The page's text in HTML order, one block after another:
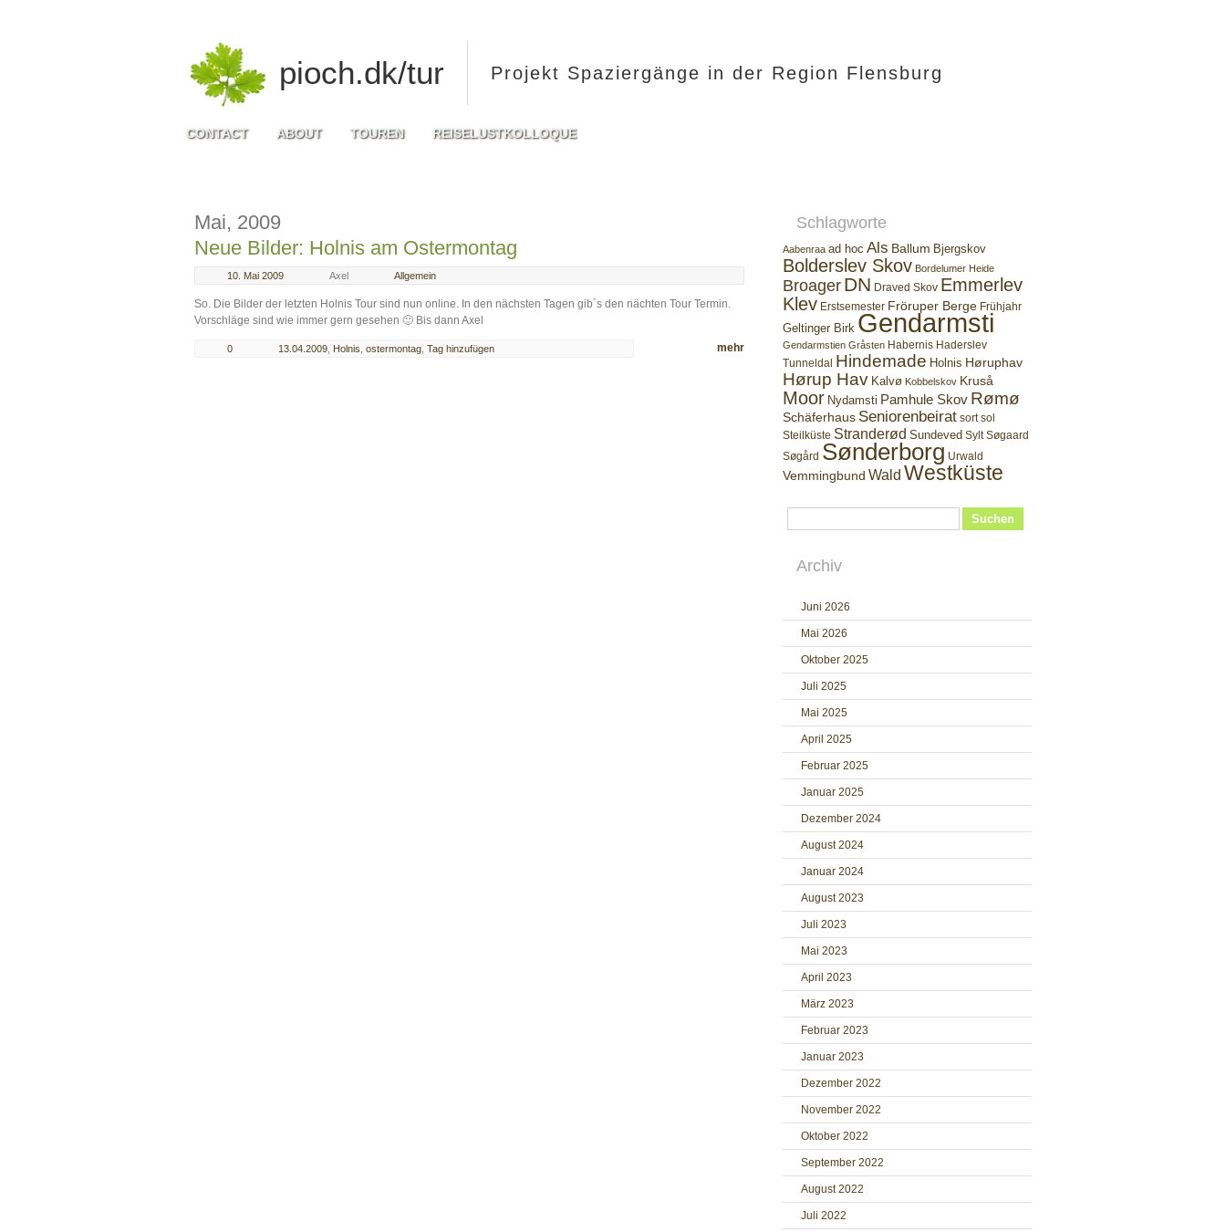
pioch.dk/tur Projekt Spaziergänge in der Region Flensburg
CONTACT ABOUT TOUREN REISELUSTKOLLOQUE
Mai, 2009
Neue Bilder: Holnis am Ostermontag
10. Mai 2009 Axel Allgemein
So. Die Bilder der letzten Holnis Tour sind nun online. In den nächsten Tagen gib´s den nächten Tour Termin.
Vorschläge sind wie immer gern gesehen 🙂 Bis dann Axel
mehr
0 13.04.2009 Holnis ostermontag Tag hinzufügen
Schlagworte
Aabenraa ad hoc Als Ballum Bjergskov
Bolderslev Skov Bordelumer Heide
Broager DN Draved Skov Emmerlev
Klev Erstsemester Fröruper Berge Frühjahr
Geltinger Birk Gendarmsti
Gendarmstien Gråsten Habernis Haderslev
Tunneldal Hindemade Holnis Høruphav
Hørup Hav Kalvø Kobbelskov Kruså
Moor Nydamsti Pamhule Skov Rømø
Schäferhaus Seniorenbeirat sort sol
Steilküste Stranderød Sundeved Sylt Søgaard
Søgård Sønderborg Urwald
Vemmingbund Wald Westküste
Suchen
Archiv
Juni 2026
Mai 2026
Oktober 2025
Juli 2025
Mai 2025
April 2025
Februar 2025
Januar 2025
Dezember 2024
August 2024
Januar 2024
August 2023
Juli 2023
Mai 2023
April 2023
März 2023
Februar 2023
Januar 2023
Dezember 2022
November 2022
Oktober 2022
September 2022
August 2022
Juli 2022